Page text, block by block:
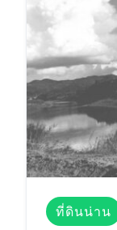
ที่ดินน่าน